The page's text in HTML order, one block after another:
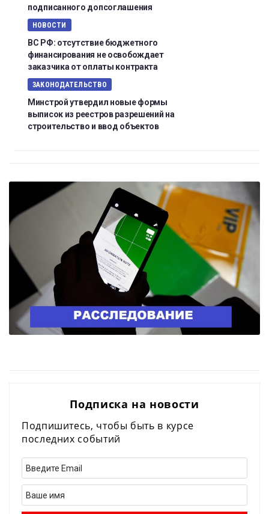
подписанного допсоглашения
НОВОСТИ
ВС РФ: отсутствие бюджетного
финансирования не освобождает
заказчика от оплаты контракта
ЗАКОНОДАТЕЛЬСТВО
Минстрой утвердил новые формы
выписок из реестров разрешений на
строительство и ввод объектов
Подписка на новости
Подпишитесь, чтобы быть в курсе
последних событий